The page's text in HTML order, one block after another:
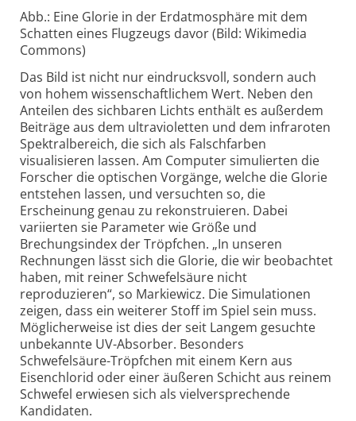
Abb.: Eine Glorie in der Erdatmosphäre mit dem
Schatten eines Flugzeugs davor (Bild: Wikimedia
Commons)
Das Bild ist nicht nur eindrucksvoll, sondern auch
von hohem wissenschaftlichem Wert. Neben den
Anteilen des sichbaren Lichts enthält es außerdem
Beiträge aus dem ultravioletten und dem infraroten
Spektralbereich, die sich als Falschfarben
visualisieren lassen. Am Computer simulierten die
Forscher die optischen Vorgänge, welche die Glorie
entstehen lassen, und versuchten so, die
Erscheinung genau zu rekonstruieren. Dabei
variierten sie Parameter wie Größe und
Brechungsindex der Tröpfchen. „In unseren
Rechnungen lässt sich die Glorie, die wir beobachtet
haben, mit reiner Schwefelsäure nicht
reproduzieren“, so Markiewicz. Die Simulationen
zeigen, dass ein weiterer Stoff im Spiel sein muss.
Möglicherweise ist dies der seit Langem gesuchte
unbekannte UV-Absorber. Besonders
Schwefelsäure-Tröpfchen mit einem Kern aus
Eisenchlorid oder einer äußeren Schicht aus reinem
Schwefel erwiesen sich als vielversprechende
Kandidaten.